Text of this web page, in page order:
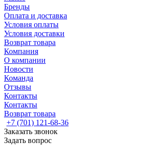
Бренды
Оплата и доставка
Условия оплаты
Условия доставки
Возврат товара
Компания
О компании
Новости
Команда
Отзывы
Контакты
Контакты
Возврат товара
+7 (701) 121-68-36
Заказать звонок
Задать вопрос